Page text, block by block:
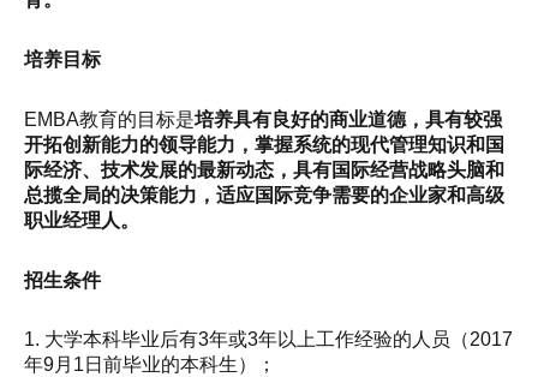
培养目标
EMBA教育的目标是培养具有良好的商业道德，具有较强
开拓创新能力的领导能力，掌握系统的现代管理知识和国
际经济、技术发展的最新动态，具有国际经营战略头脑和
总揽全局的决策能力，适应国际竞争需要的企业家和高级
职业经理人。
招生条件
1. 大学本科毕业后有3年或3年以上工作经验的人员（2017
年9月1日前毕业的本科生）；